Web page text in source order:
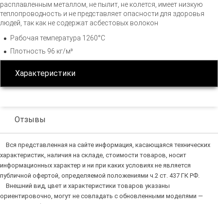
расплавленным металлом, не пылит, не колется, имеет низкую
теплопроводность и не представляет опасности для здоровья
людей, так как не содержат асбестовых волокон
Рабочая температура 1260°С
Плотность 96 кг/м³
Характеристики
Отзывы
Вся представленная на сайте информация, касающаяся технических
характеристик, наличия на складе, стоимости товаров, носит
информационных характер и ни при каких условиях не является
публичной офертой, определяемой положениями ч.2 ст. 437 ГК РФ.
Внешний вид, цвет и характеристики товаров указаны
ориентировочно, могут не совпадать с обновленными моделями —